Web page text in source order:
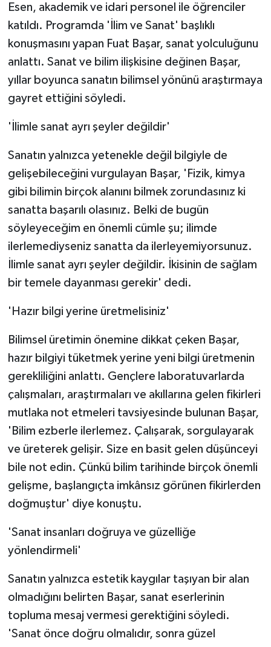
Esen, akademik ve idari personel ile öğrenciler
katıldı. Programda 'İlim ve Sanat' başlıklı
konuşmasını yapan Fuat Başar, sanat yolculuğunu
anlattı. Sanat ve bilim ilişkisine değinen Başar,
yıllar boyunca sanatın bilimsel yönünü araştırmaya
gayret ettiğini söyledi.
'İlimle sanat ayrı şeyler değildir'
Sanatın yalnızca yetenekle değil bilgiyle de
gelişebileceğini vurgulayan Başar, 'Fizik, kimya
gibi bilimin birçok alanını bilmek zorundasınız ki
sanatta başarılı olasınız. Belki de bugün
söyleyeceğim en önemli cümle şu; ilimde
ilerlemediyseniz sanatta da ilerleyemiyorsunuz.
İlimle sanat ayrı şeyler değildir. İkisinin de sağlam
bir temele dayanması gerekir' dedi.
'Hazır bilgi yerine üretmelisiniz'
Bilimsel üretimin önemine dikkat çeken Başar,
hazır bilgiyi tüketmek yerine yeni bilgi üretmenin
gerekliliğini anlattı. Gençlere laboratuvarlarda
çalışmaları, araştırmaları ve akıllarına gelen fikirleri
mutlaka not etmeleri tavsiyesinde bulunan Başar,
'Bilim ezberle ilerlemez. Çalışarak, sorgulayarak
ve üreterek gelişir. Size en basit gelen düşünceyi
bile not edin. Çünkü bilim tarihinde birçok önemli
gelişme, başlangıçta imkânsız görünen fikirlerden
doğmuştur' diye konuştu.
'Sanat insanları doğruya ve güzelliğe
yönlendirmeli'
Sanatın yalnızca estetik kaygılar taşıyan bir alan
olmadığını belirten Başar, sanat eserlerinin
topluma mesaj vermesi gerektiğini söyledi.
'Sanat önce doğru olmalıdır, sonra güzel
SPOR HABERLERİ
TEKNOLOJİ
Turizm
YEREL
Yerel Haberler